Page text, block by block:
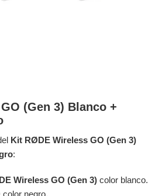
(Gen 3) Blanco +
Kit RØDE Wireless GO (Gen 3)
:
Wireless GO (Gen 3) color blanco.